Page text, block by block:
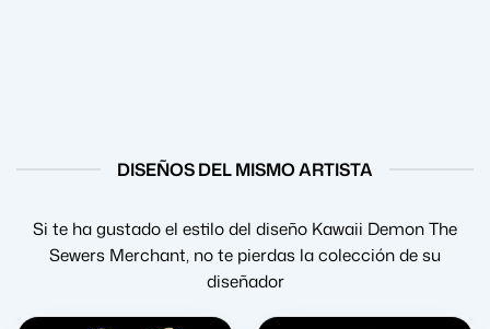
DISEÑOS DEL MISMO ARTISTA
Si te ha gustado el estilo del diseño Kawaii Demon The
Sewers Merchant, no te pierdas la colección de su
diseñador